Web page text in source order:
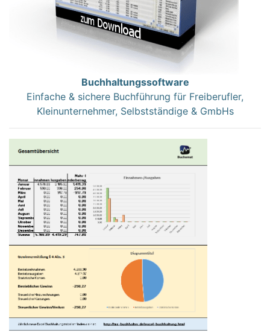
Buchhaltungssoftware
Einfache & sichere Buchführung für Freiberufler,
Kleinunternehmer, Selbstständige & GmbHs